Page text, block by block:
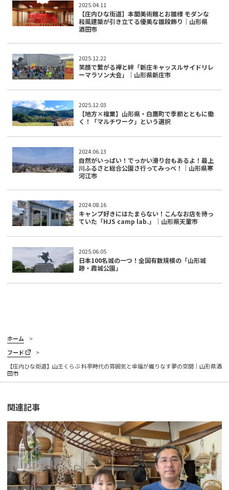
2025.04.11
【庄内ひな街道】本間美術館とお雛様 モダンな
和風建築が引き立てる優美な雛段飾り｜山形県
酒田市
2025.12.22
笑顔で繋がる襷と絆「新庄キャッスルサイドリレ
ーマラソン大会」｜山形県新庄市
2025.12.03
【地方×複業】山形県・白鷹町で季節とともに働
く！「マルチワーク」という選択
2024.06.13
自然がいっぱい！でっかい滑り台もあるよ！最上
川ふるさと総合公園さ行ってみっべ！｜山形県寒
河江市
2024.08.16
キャンプ好きにはたまらない！こんなお店を待っ
ていた「HJS camp lab.」｜山形県天童市
2025.06.05
日本100名城の一つ！全国有数規模の「山形城
跡・霞城公園」
ホーム
フード
【庄内ひな街道】山王くらぶ 料亭時代の雰囲気と傘福が織りなす夢の空間｜山形県酒
田市
関連記事